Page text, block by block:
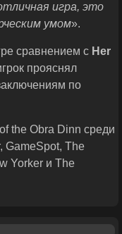
игра, это
умом».
сравнением с Her
прояснял
по
the Obra Dinn среди
GameSpot, The
Yorker и The